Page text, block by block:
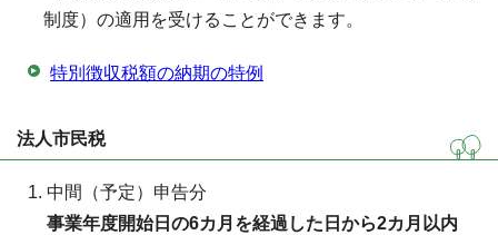
制度）の適用を受けることができます。
特別徴収税額の納期の特例
法人市民税
中間（予定）申告分
事業年度開始日の6カ月を経過した日から2カ月以内